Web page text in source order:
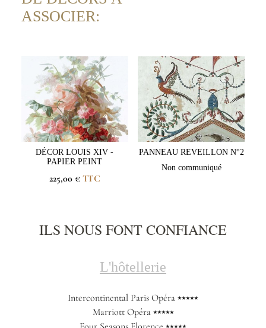
ASSOCIER:
DÉCOR LOUIS XIV -
PAPIER PEINT
225,00 €TTC
PANNEAU REVEILLON N°2
Non communiqué
ILS NOUS FONT CONFIANCE
L'hôtellerie
Intercontinental Paris Opéra ⭑⭑⭑⭑⭑
Marriott Opéra ⭑⭑⭑⭑⭑